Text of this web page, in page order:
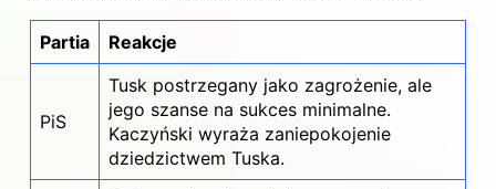
Partia Reakcje
PiS
Tusk postrzegany jako zagrożenie, ale
jego szanse na sukces minimalne.
Kaczyński wyraża zaniepokojenie
dziedzictwem Tuska.